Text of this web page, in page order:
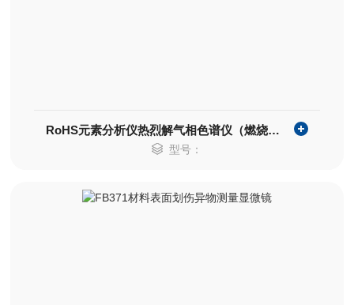
RoHS元素分析仪热烈解气相色谱仪（燃烧法）
型号：